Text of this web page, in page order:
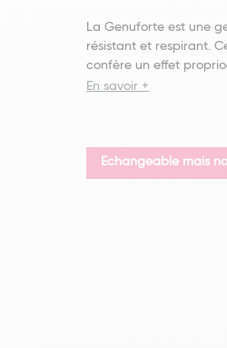
La Genuforte est une
résistant et respirant.
confère un effet
En savoir +
Echangeable mais